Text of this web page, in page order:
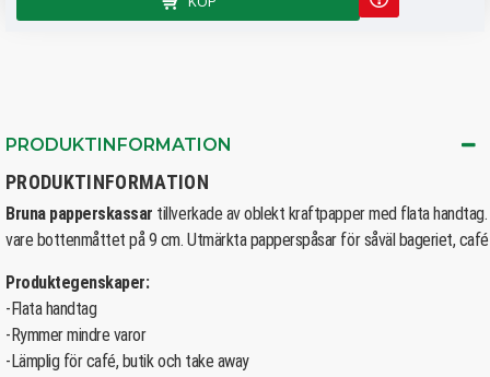
PRODUKTINFORMATION
PRODUKTINFORMATION
Bruna papperskassar tillverkade av oblekt kraftpapper med flata
vare bottenmåttet på 9 cm. Utmärkta papperspåsar för såväl bageriet,
Produktegenskaper:
-Flata handtag
-Rymmer mindre varor
-Lämplig för café, butik och take away